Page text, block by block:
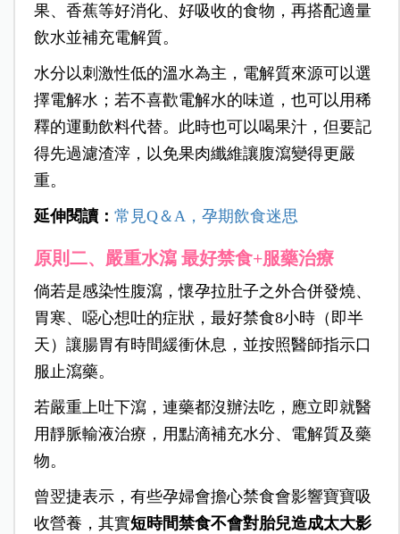
果、香蕉等好消化、好吸收的食物，再搭配適量
飲水並補充電解質。
水分以刺激性低的溫水為主，電解質來源可以選
擇電解水；若不喜歡電解水的味道，也可以用稀
釋的運動飲料代替。此時也可以喝果汁，但要記
得先過濾渣滓，以免果肉纖維讓腹瀉變得更嚴
重。
延伸閱讀： 常見Q＆A，孕期飲食迷思
原則二、嚴重水瀉 最好禁食+服藥治療
倘若是感染性腹瀉，懷孕拉肚子之外合併發燒、
胃寒、噁心想吐的症狀，最好禁食8小時（即半
天）讓腸胃有時間緩衝休息，並按照醫師指示口
服止瀉藥。
若嚴重上吐下瀉，連藥都沒辦法吃，應立即就醫
用靜脈輸液治療，用點滴補充水分、電解質及藥
物。
曾翌捷表示，有些孕婦會擔心禁食會影響寶寶吸
收營養，其實短時間禁食不會對胎兒造成太大影